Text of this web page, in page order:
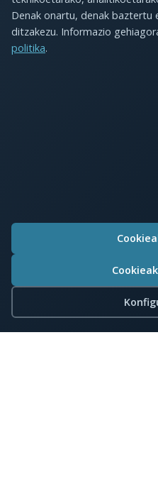
Denak onartu, denak baztertu
ditzakezu. Informazio
politika.